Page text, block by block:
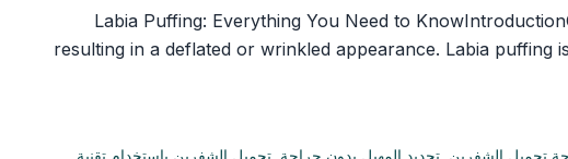
Labia Puffing: Everything You Need to
resulting in a deflated or wrinkled appearance. Labia
تجميل الشفرين ,تجديد المهبل بدون جراحة ,تجميل الشفرين باستخدام تقنية